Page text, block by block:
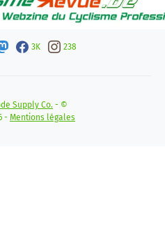
3K 238
Supply Co. - ©
- Mentions légales